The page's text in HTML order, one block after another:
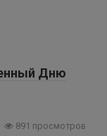
Дню
891 просмотров